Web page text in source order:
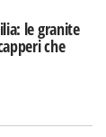
le granite
che